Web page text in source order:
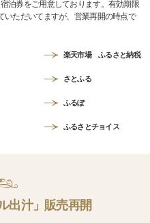
泊券をご用意しております。有効期限
いただいてますが、営業再開の時点で
楽天市場 ふるさと納税
さとふる
ふるぽ
ふるさとチョイス
出汁」販売再開